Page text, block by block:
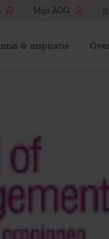
Mijn AOG
& inspiratie